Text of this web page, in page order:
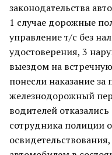
законодательства
1 случае дорожные
управление т/с без
удостоверения, 3
выездом на
понесли наказание за
железнодорожный
водителей
сотрудника полиции